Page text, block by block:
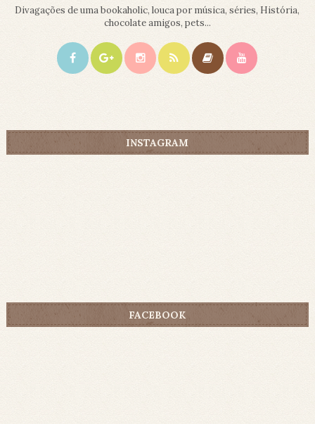
Divagações de uma bookaholic, louca por música, séries, História,
chocolate amigos, pets...
INSTAGRAM
FACEBOOK